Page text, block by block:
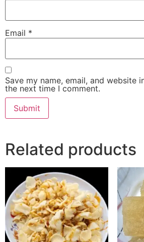
Email *
Save my name, email, and website
the next time I comment.
Related products